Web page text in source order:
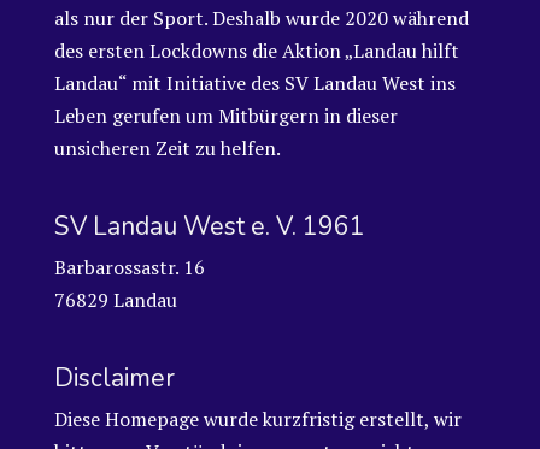
als nur der Sport. Deshalb wurde 2020 während
des ersten Lockdowns die Aktion „Landau hilft
Landau“ mit Initiative des SV Landau West ins
Leben gerufen um Mitbürgern in dieser
unsicheren Zeit zu helfen.
SV Landau West e. V. 1961
Barbarossastr. 16
76829 Landau
Disclaimer
Diese Homepage wurde kurzfristig erstellt, wir